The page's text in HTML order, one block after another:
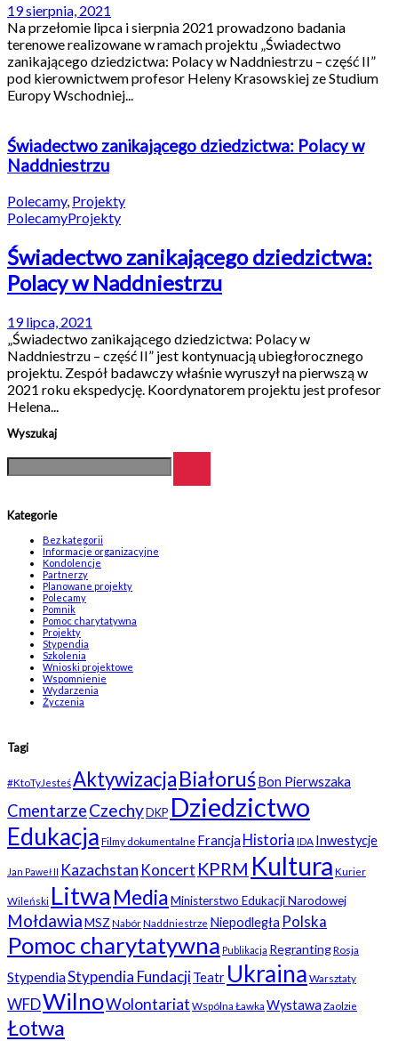
19 sierpnia, 2021
Na przełomie lipca i sierpnia 2021 prowadzono badania
terenowe realizowane w ramach projektu „Świadectwo
zanikającego dziedzictwa: Polacy w Naddniestrzu – część II”
pod kierownictwem profesor Heleny Krasowskiej ze Studium
Europy Wschodniej...
Świadectwo zanikającego dziedzictwa: Polacy w
Naddniestrzu
Polecamy, Projekty
PolecamyProjekty
Świadectwo zanikającego dziedzictwa:
Polacy w Naddniestrzu
19 lipca, 2021
„Świadectwo zanikającego dziedzictwa: Polacy w
Naddniestrzu – część II” jest kontynuacją ubiegłorocznego
projektu. Zespół badawczy właśnie wyruszył na pierwszą w
2021 roku ekspedycję. Koordynatorem projektu jest profesor
Helena...
Wyszukaj
Kategorie
Bez kategorii
Informacje organizacyjne
Kondolencje
Partnerzy
Planowane projekty
Polecamy
Pomnik
Pomoc charytatywna
Projekty
Stypendia
Szkolenia
Wnioski projektowe
Wspomnienie
Wydarzenia
Życzenia
Tagi
#KtoTyJesteśAktywizacjaBiałoruśBon Pierwszaka
CmentarzeCzechy DKP Dziedzictwo
Edukacja Filmy dokumentalne Francja Historia IDA Inwestycje
Jan Paweł II Kazachstan Koncert KPRM Kultura Kurier
Wileński Litwa MediaMinisterstwo Edukacji Narodowej
MołdawiaMSZ NabórNaddniestrze Niepodległa Polska
Pomoc charytatywna Publikacja RegrantingRosja
StypendiaStypendia FundacjiTeatr Ukraina Warsztaty
WFDWilnoWolontariat Wspólna Ławka Wystawa Zaolzie
Łotwa